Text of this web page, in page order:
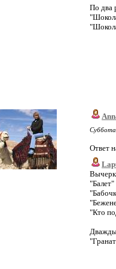
По два
Ответ
"Балет"
"Кто